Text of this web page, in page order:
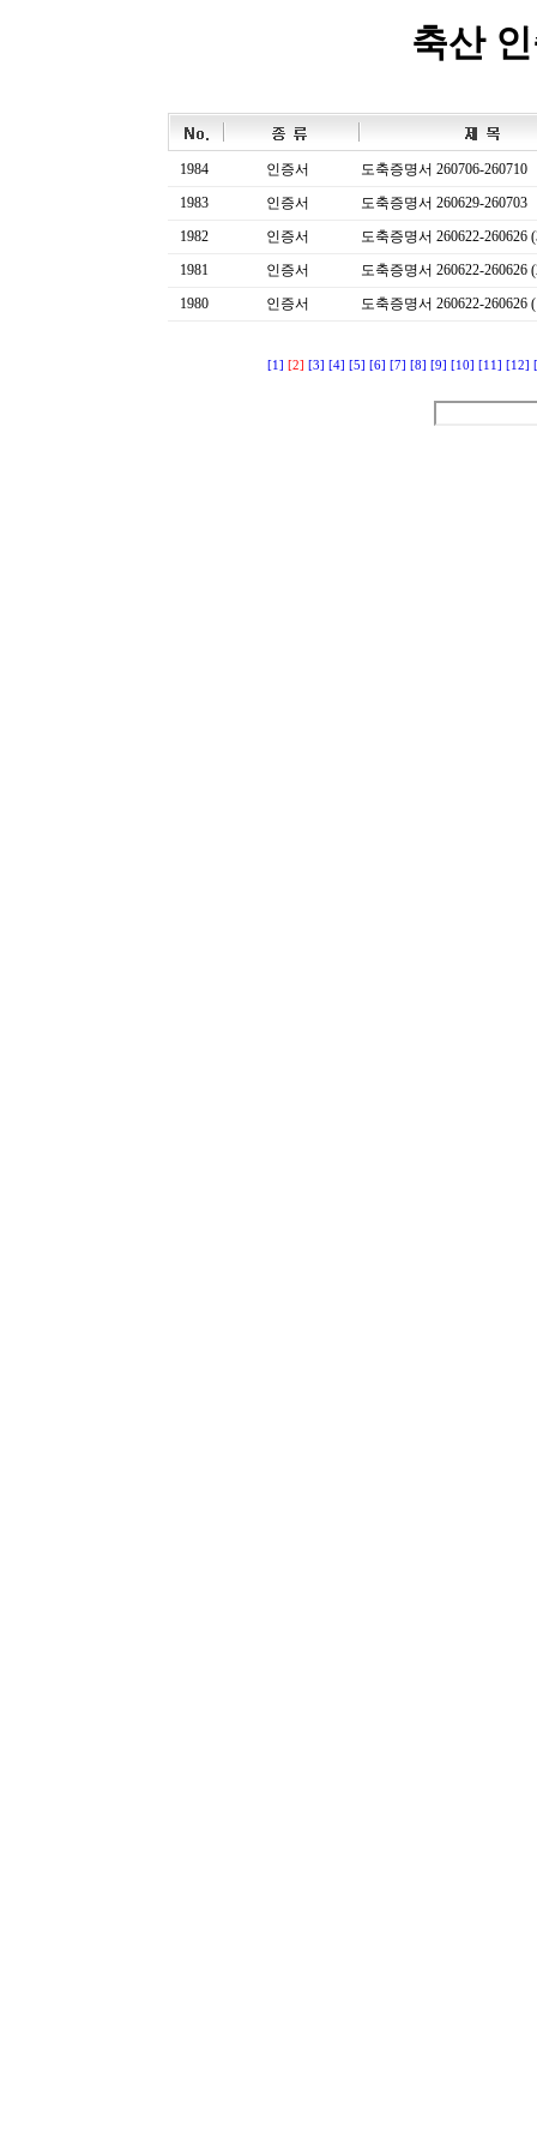
축산
1984 인증서
도축증명서 260706-260710
1983
인증서
도축증명서 260629-260703
1982
인증서
도축증명서 260622-260626
1981
인증서
도축증명서 260622-260626
1980
인증서 도축증명서 260622-260626
[1] [2] [3] [4] [5] [6] [7] [8] [9] [10] [11] [12]